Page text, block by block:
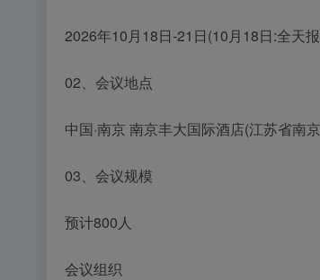
2026年10月18日-21日(10月18日:全天
02、会议地点
中国·南京 南京丰大国际酒店(江苏省南
03、会议规模
预计800人
会议组织